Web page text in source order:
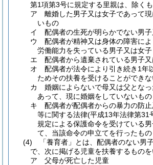
第1項第3号に規定する里親は、除くも
ア
離婚した男子又は女子であって
いもの
イ
配偶者の生死が明らかでない男
ウ
配偶者が精神又は身体の障害に
労働能力を失っている男子又は女子
エ
配偶者から遺棄されている男子
オ
配偶者が法令により引き続き1年
ためその扶養を受けることができ
カ
婚姻によらないで母又は父とな
あって、現に婚姻をしていないもの
キ
配偶者が配偶者からの暴力の防
等に関する法律(平成13年法律第31
規定による保護命令を受けている
て、当該命令の申立てを行ったもの
(4)
「養育者」とは、配偶者のない男
で、次に掲げる児童を扶養するものを
ア
父母が死亡した児童